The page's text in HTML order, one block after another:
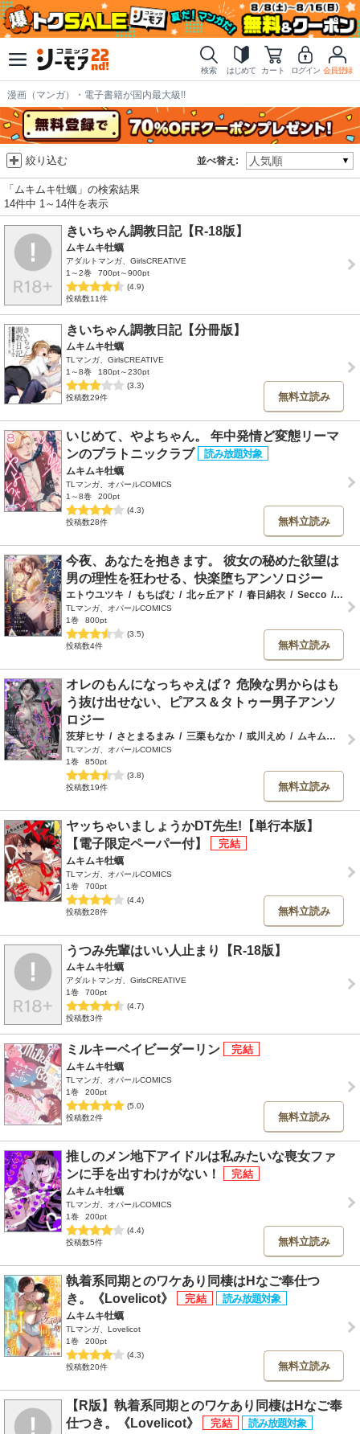
検索 はじめて カート ログイン 会員登録
漫画（マンガ）・電子書籍が国内最大級!!
並べ替え:
絞り込む
「ムキムキ牡蠣」の検索結果
14件中 1～14件を表示
きいちゃん調教日記【R-18版】
ムキムキ牡蠣
アダルトマンガ、GirlsCREATIVE
1～2巻
700pt～900pt
(4.9)
投稿数11件
きいちゃん調教日記【分冊版】
ムキムキ牡蠣
TLマンガ、GirlsCREATIVE
1～8巻
180pt～230pt
(3.3)
投稿数29件
無料立読み
いじめて、やよちゃん。 年中発情ど変態リーマ
ンのプラトニックラブ
ムキムキ牡蠣
TLマンガ、オパールCOMICS
1～8巻
200pt
(4.3)
投稿数28件
無料立読み
今夜、あなたを抱きます。 彼女の秘めた欲望は
男の理性を狂わせる、快楽堕ちアンソロジー
エトウユツキ / もちぱむ / 北ヶ丘アド / 春日絹衣 / Secco / ムキ
TLマンガ、オパールCOMICS
1巻
800pt
(3.5)
投稿数4件
無料立読み
オレのもんになっちゃえば？ 危険な男からはも
う抜け出せない、ピアス＆タトゥー男子アンソ
ロジー
茨芽ヒサ / さとまるまみ / 三栗もなか / 或川えめ / ムキムキ牡蠣
TLマンガ、オパールCOMICS
1巻
850pt
(3.8)
投稿数19件
無料立読み
ヤッちゃいましょうかDT先生!【単行本版】
【電子限定ペーパー付】
ムキムキ牡蠣
TLマンガ、オパールCOMICS
1巻
700pt
(4.4)
投稿数28件
無料立読み
うつみ先輩はいい人止まり【R-18版】
ムキムキ牡蠣
アダルトマンガ、GirlsCREATIVE
1巻
700pt
(4.7)
投稿数3件
ミルキーベイビーダーリン
ムキムキ牡蠣
TLマンガ、オパールCOMICS
1巻
200pt
(5.0)
投稿数2件
無料立読み
推しのメン地下アイドルは私みたいな喪女ファ
ンに手を出すわけがない！
ムキムキ牡蠣
TLマンガ、オパールCOMICS
1巻
200pt
(4.4)
投稿数5件
無料立読み
執着系同期とのワケあり同棲はHなご奉仕つ
き。《Lovelicot》
ムキムキ牡蠣
TLマンガ、Lovelicot
1巻
200pt
(4.3)
投稿数20件
無料立読み
【R版】執着系同期とのワケあり同棲はHなご奉
仕つき。《Lovelicot》